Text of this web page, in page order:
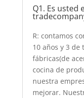
Q1. Es usted
R: contamos
10 años y 3
fábricas(de
cocina de
nuestra
mejorar.